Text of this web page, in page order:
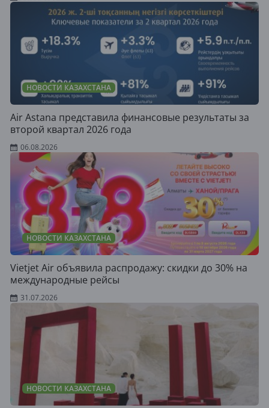
НОВОСТИ КАЗАХСТАНА
Air Astana представила финансовые результаты за
второй квартал 2026 года
06.08.2026
НОВОСТИ КАЗАХСТАНА
Vietjet Air объявила распродажу: скидки до 30% на
международные рейсы
31.07.2026
НОВОСТИ КАЗАХСТАНА